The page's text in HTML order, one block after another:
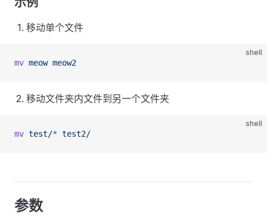
移动单个文件
shell
mv meow meow2
移动文件夹内文件到另一个文件夹
shell
mv test/* test2/
参数